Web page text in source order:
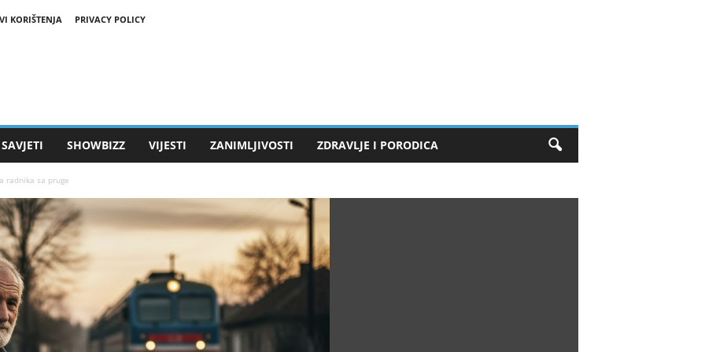
KORIŠTENJA
PRIVACY POLICY
SAVJETI SHOWBIZZ VIJESTI ZANIMLJIVOSTI ZDRAVLJE I PORODICA
radnika sa pruge